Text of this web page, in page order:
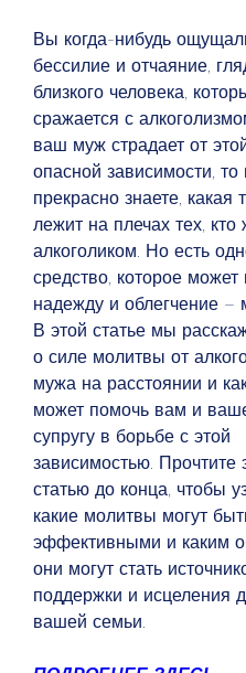
Вы когда-нибудь
бессилие и отчаяние,
близкого человека,
сражается с
ваш муж страдает от
опасной зависимости, то
прекрасно знаете, какая
лежит на плечах тех, кто
алкоголиком. Но есть
средство, которое может
надежду и облегчение –
В этой статье мы
о силе молитвы от
мужа на расстоянии и
может помочь вам и
супругу в борьбе с этой
зависимостью. Прочтите
статью до конца, чтобы
какие молитвы могут
эффективными и каким
они могут стать
поддержки и исцеления
вашей семьи.